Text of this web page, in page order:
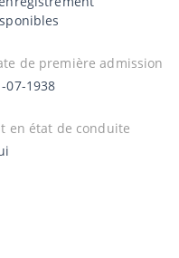
de première admission
07-1938
en état de conduite